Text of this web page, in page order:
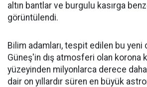
altın bantlar ve burgulu kasırga
görüntülendi.
Bilim adamları, tespit edilen bu yeni
Güneş'in dış atmosferi olan korona
yüzeyinden milyonlarca derece
dair on yıllardır süren en büyük